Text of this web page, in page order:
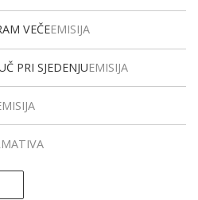
VEČEEMISIJA
PRI SJEDENJUEMISIJA